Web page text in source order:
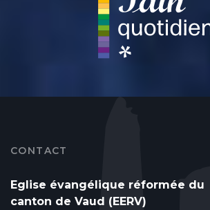
CONTACT
Eglise évangélique réformée du
canton de Vaud (EERV)